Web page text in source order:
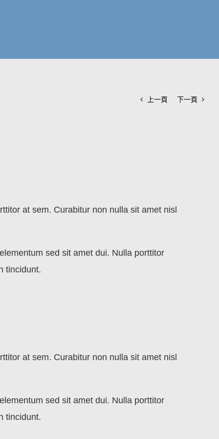
上一頁 下一頁
at sem. Curabitur non nulla sit amet nisl
sed sit amet dui. Nulla porttitor
tincidunt.
at sem. Curabitur non nulla sit amet nisl
sed sit amet dui. Nulla porttitor
tincidunt.